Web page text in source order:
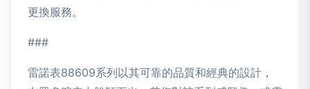
更換服務。
###
雷諾表88609系列以其可靠的品質和經典的設計，